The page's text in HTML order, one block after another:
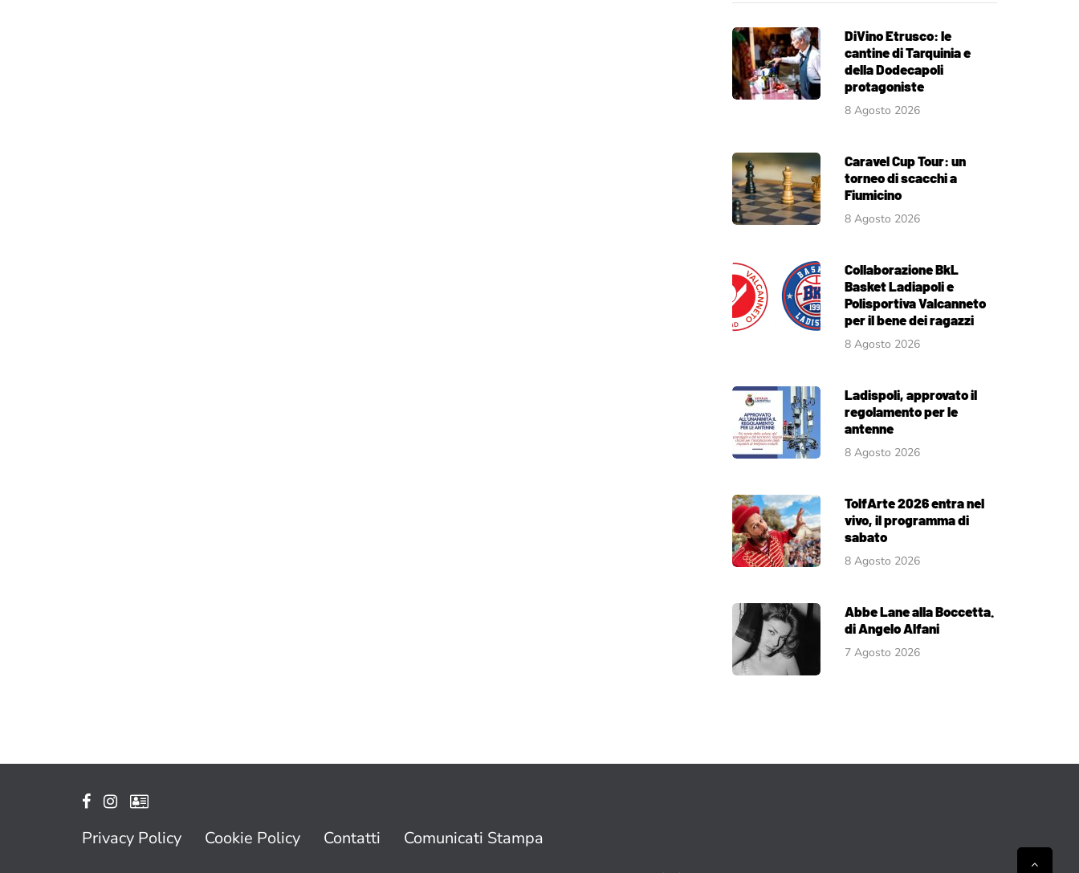
DiVino Etrusco: le
cantine di Tarquinia e
della Dodecapoli
protagoniste
8 Agosto 2026
Caravel Cup Tour: un
torneo di scacchi a
Fiumicino
8 Agosto 2026
Collaborazione BkL
Basket Ladiapoli e
Polisportiva Valcanneto
per il bene dei ragazzi
8 Agosto 2026
Ladispoli, approvato il
regolamento per le
antenne
8 Agosto 2026
TolfArte 2026 entra nel
vivo, il programma di
sabato
8 Agosto 2026
Abbe Lane alla Boccetta.
di Angelo Alfani
7 Agosto 2026
Privacy Policy Cookie Policy Contatti Comunicati Stampa